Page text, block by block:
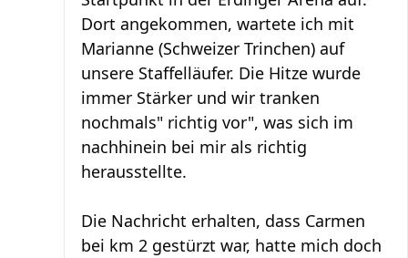
Dort angekommen, wartete ich mit
Marianne (Schweizer Trinchen) auf
unsere Staffelläufer. Die Hitze wurde
immer Stärker und wir tranken
nochmals" richtig vor", was sich im
nachhinein bei mir als richtig
herausstellte.
Die Nachricht erhalten, dass Carmen
bei km 2 gestürzt war, hatte mich doch